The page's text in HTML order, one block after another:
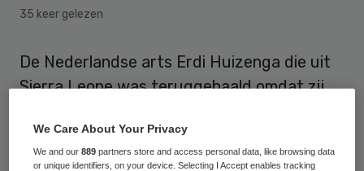
35 keer gelezen
De Nederlandse arts Erdi Huizenga die uit
Sierra Leone was teruggehaald omdat zij
ebola bleken te hebben, heeft zelf negatief
getest op de ernstige ziekte. Ook een man
We Care About Your Privacy
We and our889 partners store and access personal data, like browsing data
or unique identifiers, on your device. Selecting I Accept enables tracking